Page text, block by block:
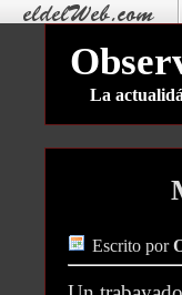
La
Escrito por